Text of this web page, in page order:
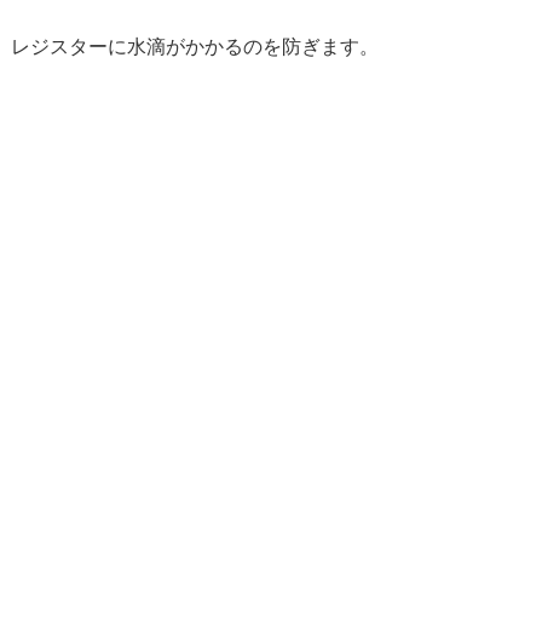
レジスターに水滴がかかるのを防ぎます。